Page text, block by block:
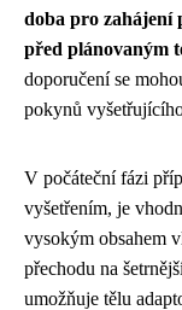
doba pro zahájení
před plánovaným
doporučení se
pokynů
V počáteční fázi
vyšetřením, je
vysokým obsahem
přechodu na
umožňuje tělu